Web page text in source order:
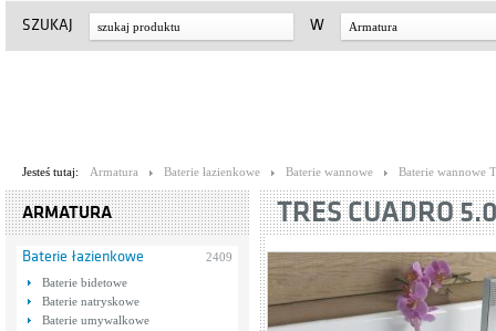
SZUKAJ W Armatura
Jesteś tutaj: Armatura Baterie łazienkowe Baterie wannowe Baterie wannowe
ARMATURA
Baterie łazienkowe
2409
Baterie bidetowe
Baterie natryskowe
Baterie umywalkowe
TRES CUADRO